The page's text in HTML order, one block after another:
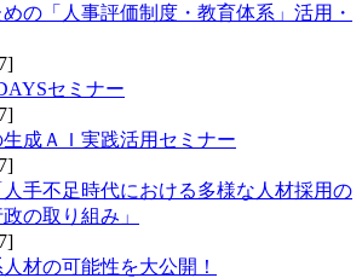
の「人事評価制度・教育体系」活用・
セミナー
成ＡＩ実践活用セミナー
手不足時代における多様な人材採用の
の取り組み」
材の可能性を大公開！